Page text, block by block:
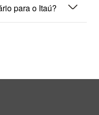
para o Itaú? seta_baixo